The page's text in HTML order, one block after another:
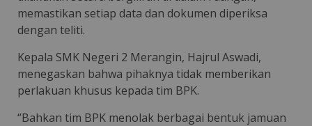
memastikan setiap data dan dokumen diperiksa
dengan teliti.
Kepala SMK Negeri 2 Merangin, Hajrul Aswadi,
menegaskan bahwa pihaknya tidak memberikan
perlakuan khusus kepada tim BPK.
“Bahkan tim BPK menolak berbagai bentuk jamuan